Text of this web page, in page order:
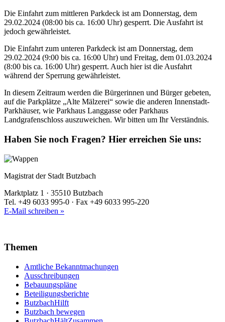
Die Einfahrt zum mittleren Parkdeck ist am Donnerstag, dem
29.02.2024 (08:00 bis ca. 16:00 Uhr) gesperrt. Die Ausfahrt ist
jedoch gewährleistet.
Die Einfahrt zum unteren Parkdeck ist am Donnerstag, dem
29.02.2024 (9:00 bis ca. 16:00 Uhr) und Freitag, dem 01.03.2024
(8:00 bis ca. 16:00 Uhr) gesperrt. Auch hier ist die Ausfahrt
während der Sperrung gewährleistet.
In diesem Zeitraum werden die Bürgerinnen und Bürger gebeten,
auf die Parkplätze „Alte Mälzerei“ sowie die anderen Innenstadt-
Parkhäuser, wie Parkhaus Langgasse oder Parkhaus
Landgrafenschloss auszuweichen. Wir bitten um Ihr Verständnis.
Haben Sie noch Fragen? Hier erreichen Sie uns:
Magistrat der Stadt Butzbach
Marktplatz 1 · 35510 Butzbach
Tel. +49 6033 995-0 · Fax +49 6033 995-220
E-Mail schreiben »
Themen
Amtliche Bekanntmachungen
Ausschreibungen
Bebauungspläne
Beteiligungsberichte
ButzbachHilft
Butzbach bewegen